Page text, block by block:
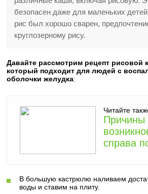
безопасен даже для маленьких
рис был хорошо сварен,
круглозерному рису.
Давайте рассмотрим рецепт рисовой
который подходит для людей с
оболочки желудка:
Читайте
Причины
справа
В большую кастрюлю наливаем
воды и ставим на плиту.